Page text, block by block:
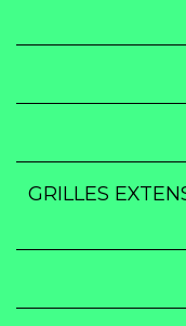
GRILLES